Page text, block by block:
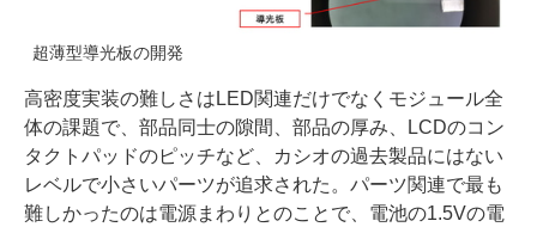
超薄型導光板の開発
高密度実装の難しさはLED関連だけでなくモジュール全
体の課題で、部品同士の隙間、部品の厚み、LCDのコン
タクトパッドのピッチなど、カシオの過去製品にはない
レベルで小さいパーツが追求された。パーツ関連で最も
難しかったのは電源まわりとのことで、電池の1.5Vの電